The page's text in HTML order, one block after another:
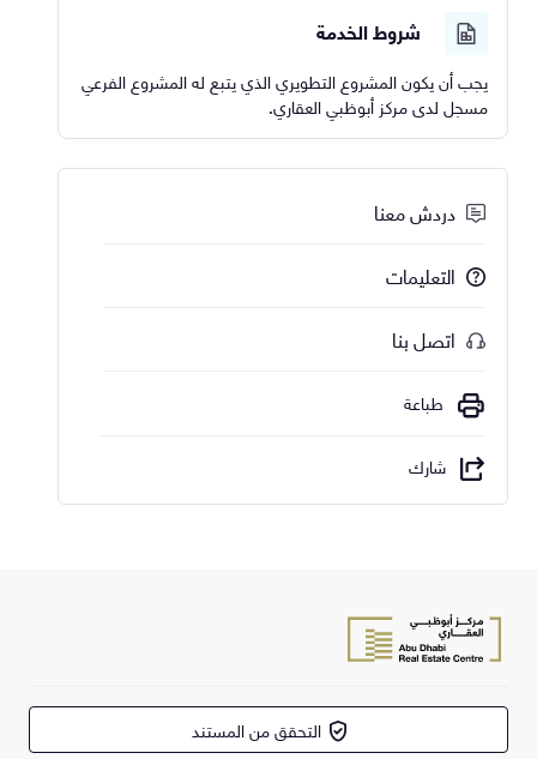
شروط الخدمة
يجب أن يكون المشروع التطويري الذي يتبع له المشروع الفرعي
مسجل لدى مركز أبوظبي العقاري.
دردش معنا
التعليمات
اتصل بنا
طباعة
شارك
التحقق من المستند